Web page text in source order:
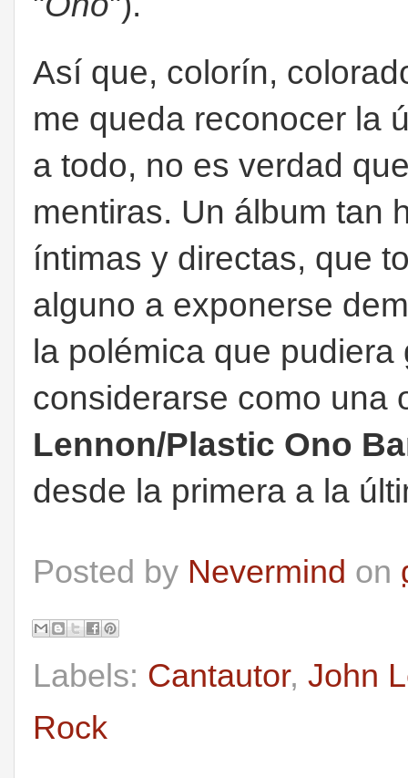
Así que, colorín,
me queda reconocer la
a todo, no es verdad
mentiras. Un álbum tan
íntimas y directas, que
alguno a exponerse
la polémica que
considerarse como una
Lennon/Plastic Ono
desde la primera a la
Posted by Nevermind on
Labels: Cantautor, John
Rock